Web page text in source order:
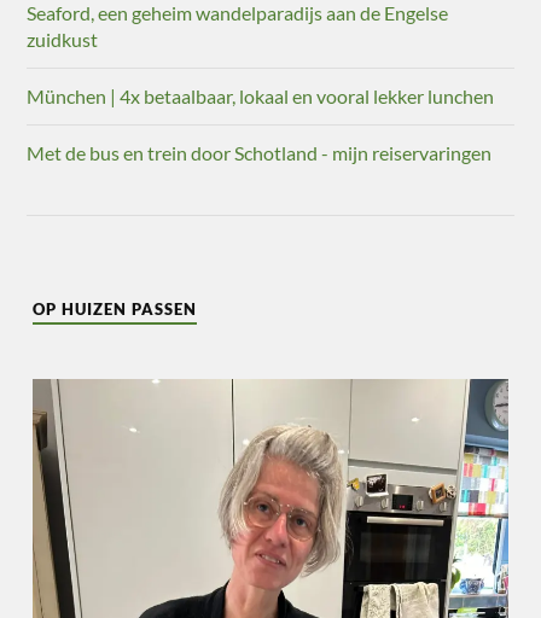
Seaford, een geheim wandelparadijs aan de Engelse
zuidkust
München | 4x betaalbaar, lokaal en vooral lekker lunchen
Met de bus en trein door Schotland - mijn reiservaringen
OP HUIZEN PASSEN